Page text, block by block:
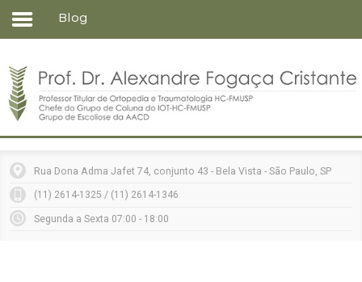
Home
Entenda sua doença
Tratamentos
Vídeos
Consultórios
Blog
Rua Dona Adma Jafet 74, conjunto 43 - Bela Vista - São Paulo, SP
(11) 2614-1325 / (11) 2614-1346
Segunda a Sexta 07:00 - 18:00